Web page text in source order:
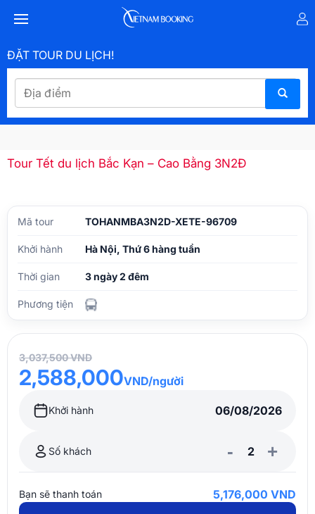
ĐẶT TOUR DU LỊCH!
Tour Tết du lịch Bắc Kạn – Cao Bằng 3N2Đ
Mã tour TOHANMBA3N2D-XETE-96709
Khởi hành Hà Nội, Thứ 6 hàng tuần
Thời gian 3 ngày 2 đêm
Phương tiện
3,037,500 VND
2,588,000VND/người
Khởi hành
Số khách - +
Bạn sẽ thanh toán
5,176,000 VND